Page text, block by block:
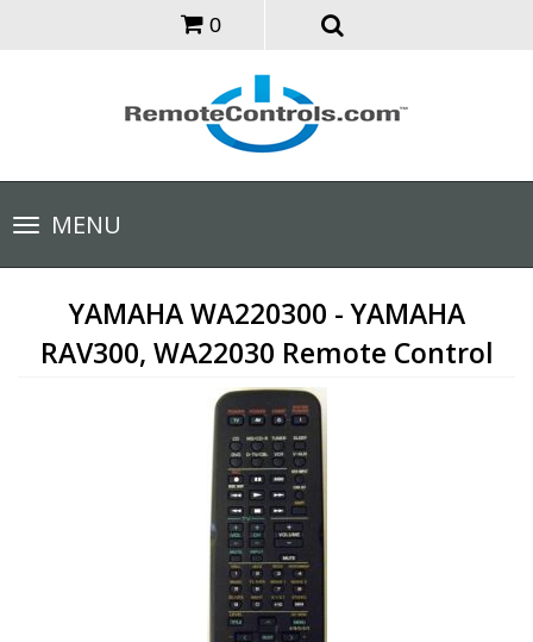
0
Toggle
navigationMENU
YAMAHA WA220300 - YAMAHA
RAV300, WA22030 Remote Control